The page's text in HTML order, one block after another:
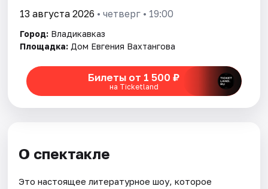
13 августа 2026 • четверг • 19:00
Город: Владикавказ
Площадка: Дом Евгения Вахтангова
Билеты от 1 500 ₽
на Ticketland
О спектакле
Это настоящее литературное шоу, которое